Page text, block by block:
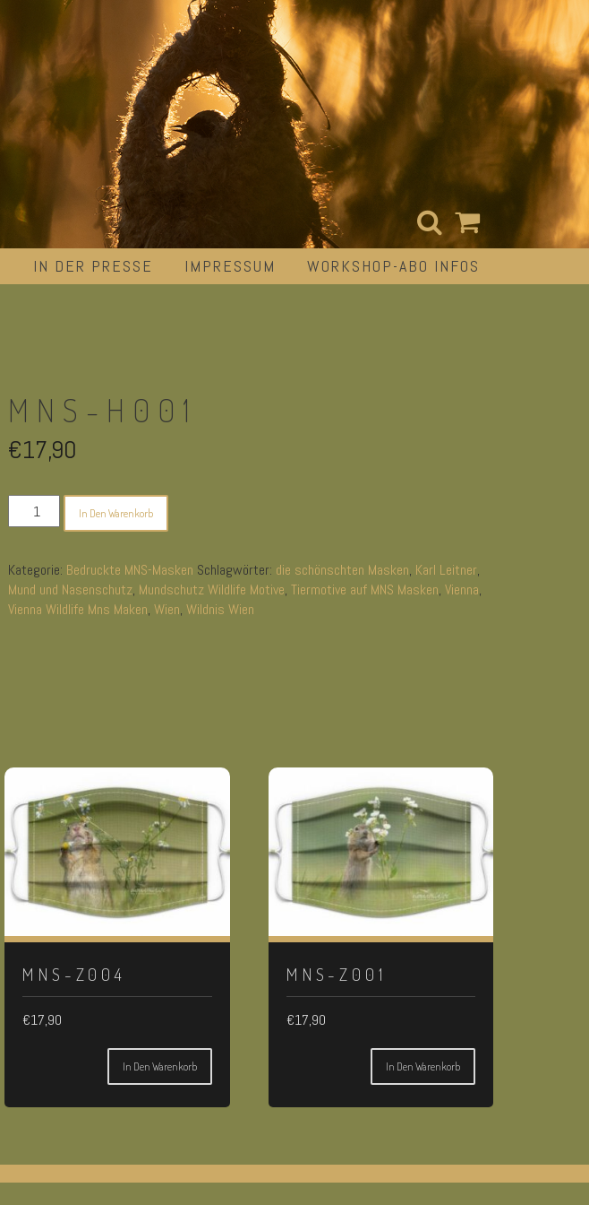
IN DER PRESSE IMPRESSUM WORKSHOP-ABO INFOS
MNS-H001
€17,90
MNS-
h001
In Den Warenkorb
Kategorie: Bedruckte MNS-Masken Schlagwörter: die schönschten Masken, Karl Leitner,
Mund und Nasenschutz, Mundschutz Wildlife Motive, Tiermotive auf MNS Masken, Vienna,
Vienna Wildlife Mns Maken, Wien, Wildnis Wien
MNS-Z004
€17,90
In Den Warenkorb
MNS-Z001
€17,90
In Den Warenkorb